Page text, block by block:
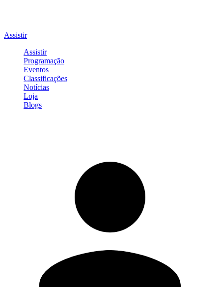
Assistir
Assistir
Programação
Eventos
Classificações
Notícias
Loja
Blogs